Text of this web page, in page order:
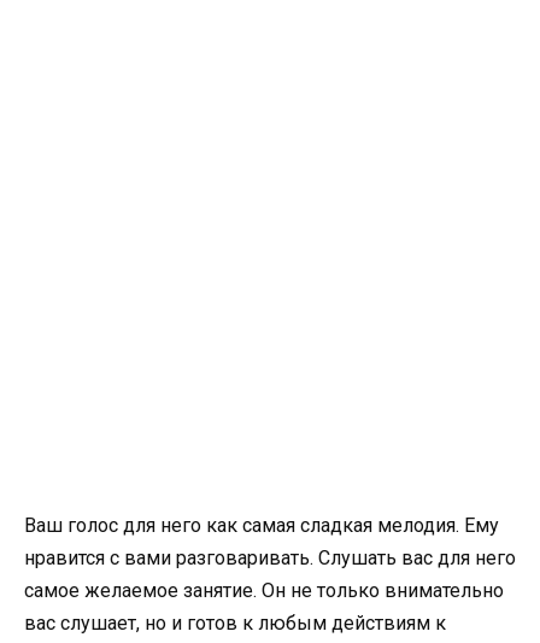
Ваш голос для него как самая сладкая мелодия. Ему
нравится с вами разговаривать. Слушать вас для него
самое желаемое занятие. Он не только внимательно
вас слушает, но и готов к любым действиям к